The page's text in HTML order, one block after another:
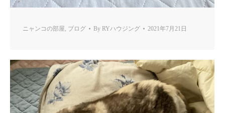
ニャンコの部屋, ブログ By RYハウジング 2021年7月21日